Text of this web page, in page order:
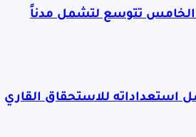
تتوسع لتشمل مدناً
استعداداته للاستحقاق القاري